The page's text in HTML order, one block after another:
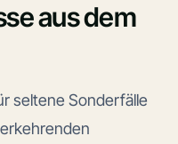
aus dem
seltene Sonderfälle